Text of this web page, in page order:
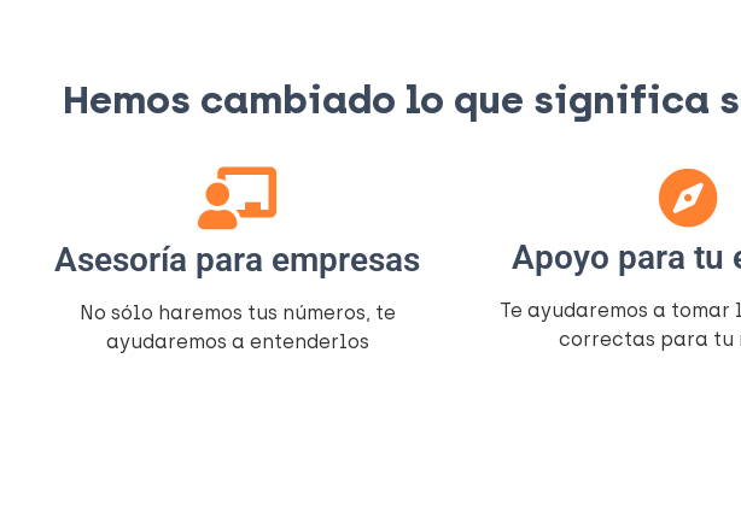
Hemos cambiado lo que significa
Asesoría para empresas
No sólo haremos tus números, te
ayudaremos a entenderlos​
Apoyo para tu
Te ayudaremos a tomar
correctas para tu